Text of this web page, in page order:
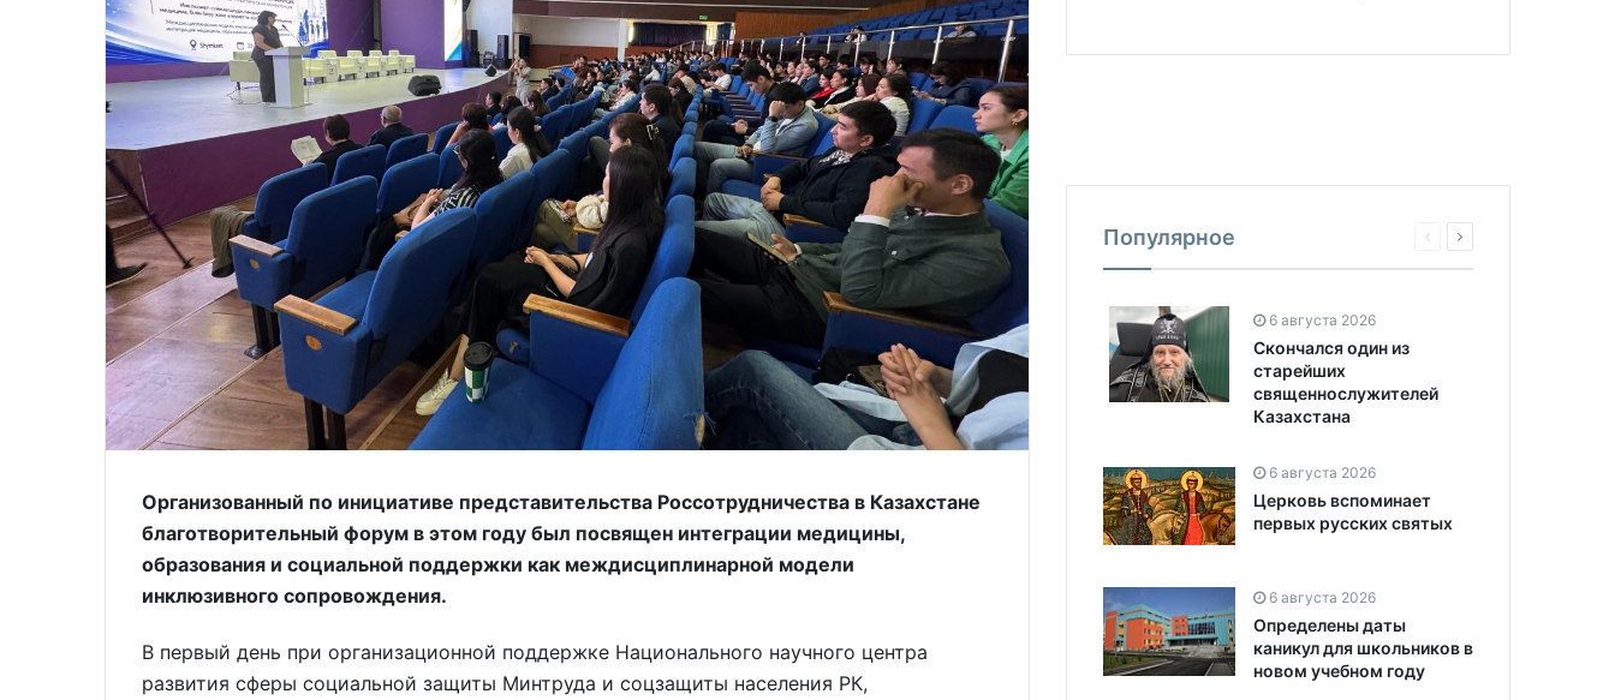
Организованный по инициативе представительства Россотрудничества в Казахстане
благотворительный форум в этом году был посвящен интеграции медицины,
образования и социальной поддержки как междисциплинарной модели
инклюзивного сопровождения.
В первый день при организационной поддержке Национального научного центра
развития сферы социальной защиты Минтруда и соцзащиты населения РК,
Популярное
6 августа 2026
Скончался один из
старейших
священнослужителей
Казахстана
6 августа 2026
Церковь вспоминает
первых русских святых
6 августа 2026
Определены даты
каникул для школьников в
новом учебном году